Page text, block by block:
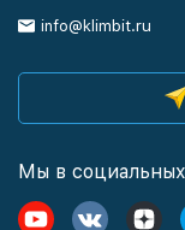
info@klimbit.ru
Мы в социальных